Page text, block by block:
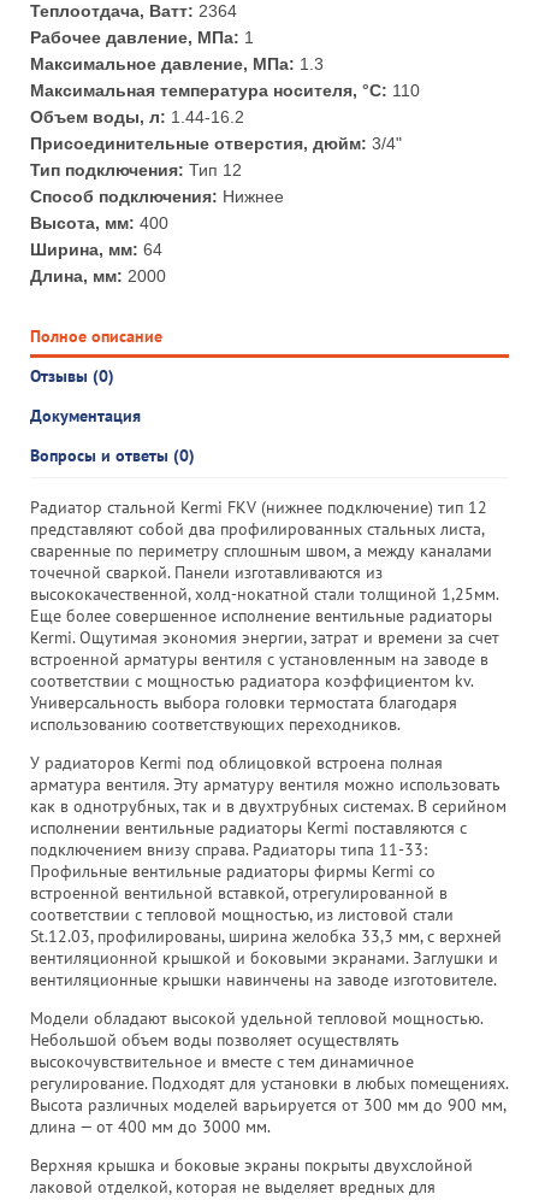
Теплоотдача, Ватт: 2364
Рабочее давление, МПа: 1
Максимальное давление, МПа: 1.3
Максимальная температура носителя, °С: 110
Объем воды, л: 1.44-16.2
Присоединительные отверстия, дюйм: 3/4"
Тип подключения: Тип 12
Способ подключения: Нижнее
Высота, мм: 400
Ширина, мм: 64
Длина, мм: 2000
Полное описание
Отзывы (0)
Документация
Вопросы и ответы (0)
Радиатор стальной Kermi FKV (нижнее подключение) тип 12
представляют собой два профилированных стальных листа,
сваренные по периметру сплошным швом, а между каналами
точечной сваркой. Панели изготавливаются из
высококачественной, холд-нокатной стали толщиной 1,25мм.
Еще более совершенное исполнение вентильные радиаторы
Kermi. Ощутимая экономия энергии, затрат и времени за счет
встроенной арматуры вентиля с установленным на заводе в
соответствии с мощностью радиатора коэффициентом kv.
Универсальность выбора головки термостата благодаря
использованию соответствующих переходников.
У радиаторов Kermi под облицовкой встроена полная
арматура вентиля. Эту арматуру вентиля можно использовать
как в однотрубных, так и в двухтрубных системах. В серийном
исполнении вентильные радиаторы Kermi поставляются с
подключением внизу справа. Радиаторы типа 11-33:
Профильные вентильные радиаторы фирмы Kermi со
встроенной вентильной вставкой, отрегулированной в
соответствии с тепловой мощностью, из листовой стали
St.12.03, профилированы, ширина желобка 33,3 мм, с верхней
вентиляционной крышкой и боковыми экранами. Заглушки и
вентиляционные крышки навинчены на заводе изготовителе.
Модели обладают высокой удельной тепловой мощностью.
Небольшой объем воды позволяет осуществлять
высокочувствительное и вместе с тем динамичное
регулирование. Подходят для установки в любых помещениях.
Высота различных моделей варьируется от 300 мм до 900 мм,
длина — от 400 мм до 3000 мм.
Верхняя крышка и боковые экраны покрыты двухслойной
лаковой отделкой, которая не выделяет вредных для